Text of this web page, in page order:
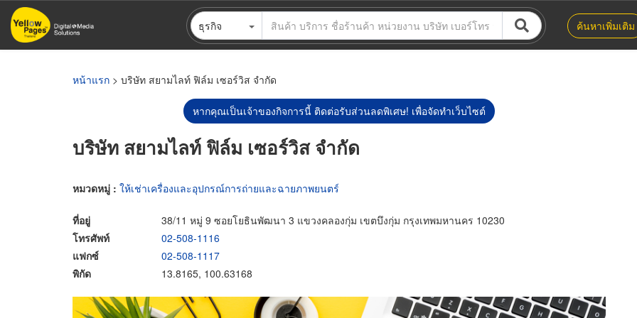
ข้าม
ไป
ธุรกิจ ค้นหาเพิ่มเติม
หน้าแรก > บริษัท สยามไลท์ ฟิล์ม เซอร์วิส จำกัด
หากคุณเป็นเจ้าของกิจการนี้ ติดต่อรับส่วนลดพิเศษ! เพื่อจัดทำเว็บไซต์
บริษัท สยามไลท์ ฟิล์ม เซอร์วิส จำกัด
หมวดหมู่ : ให้เช่าเครื่องและอุปกรณ์การถ่ายและฉายภาพยนตร์
ที่อยู่
38/11 หมู่ 9 ซอยโยธินพัฒนา 3 แขวงคลองกุ่ม เขตบึงกุ่ม กรุงเทพมหานคร 10230
โทรศัพท์
02-508-1116
แฟกซ์
02-508-1117
พิกัด
13.8165, 100.63168